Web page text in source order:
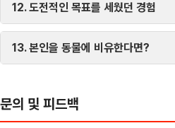
12. 도전적인 목표를 세웠던 경험
13. 본인을 동물에 비유한다면?
문의 및 피드백